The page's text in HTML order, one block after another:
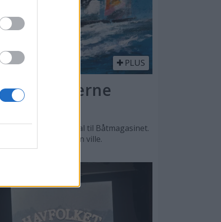
PLUS
- en moderne
sier Lars O. Nordal til Båtmagasinet.
men det var male han ville.